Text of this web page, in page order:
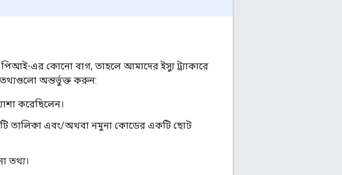
এর কোনো বাগ, তাহলে আমাদের ইস্যু ট্র্যাকারে
অন্তর্ভুক্ত করুন:
করেছিলেন।
তালিকা এবং/অথবা নমুনা কোডের একটি ছোট
তথ্য।